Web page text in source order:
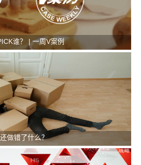
谁？ | 一周V案例
做错了什么？